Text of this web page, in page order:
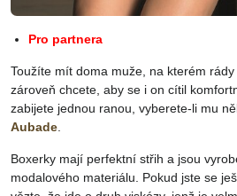
Pro partnera
Toužíte mít doma muže, na kterém
zároveň chcete, aby se i on cítil
zabijete jednou ranou, vyberete-li mu
Aubade
Boxerky mají perfektní střih a jsou
modalového materiálu. Pokud jste se